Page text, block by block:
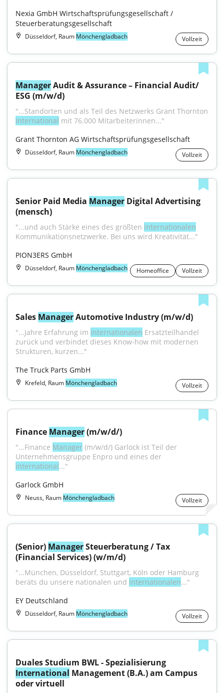
Nexia GmbH Wirtschaftsprüfungsgesellschaft /
Steuerberatungsgesellschaft
Düsseldorf, Raum Mönchengladbach Vollzeit
Manager Audit & Assurance – Financial Audit/
ESG (m/w/d)
International mit 76.000 Mitarbeiterinnen..."
Grant Thornton AG Wirtschaftsprüfungsgesellschaft
Düsseldorf, Raum Mönchengladbach Vollzeit
Senior Paid Media Manager Digital Advertising
(mensch)
"...und auch Stärke eines des größten internationalen
Kommunikationsnetzwerke. Bei uns wird Kreativität..."
PION3ERS GmbH
Düsseldorf, Raum Mönchengladbach Homeoffice Vollzeit
Sales Manager Automotive Industry (m/w/d)
"...Jahre Erfahrung im internationalen Ersatzteilhandel
zurück und verbindet dieses Know-how mit modernen
Strukturen, kurzen..."
The Truck Parts GmbH
Krefeld, Raum Mönchengladbach Vollzeit
Finance Manager (m/w/d/)
"...Finance Manager (m/w/d/) Garlock ist Teil der
international..."
Garlock GmbH
Neuss, Raum Mönchengladbach Vollzeit
(Senior) Manager Steuerberatung / Tax
(Financial Services) (w/m/d)
"...München, Düsseldorf, Stuttgart, Köln oder Hamburg
beräts du unsere nationalen und internationalen..."
EY Deutschland
Düsseldorf, Raum Mönchengladbach Vollzeit
International Management (B.A.) am Campus
oder virtuell